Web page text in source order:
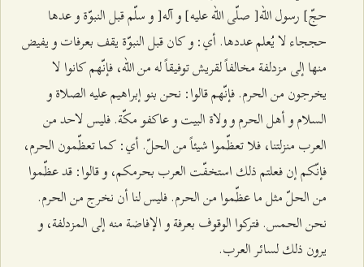
حجّ‌] رسول الله‌[ صلّى الله عليه‌] و آله‌[ و سلّم قبل النبوّة و عدها
حججاء لا يُعلم عددها. أي: و كان قبل النبوّة يقف بعرفات و يفيض
منها إلى مزدلفة مخالفاً لقريش توفيقاً له من الله، فإنّهم كانوا لا
يخرجون من الحرم. فإنّهم قالوا: نحن بنو إبراهيم عليه الصلاة و
السلام و أهل الحرم و ولاة البيت و عاكفو مكّة. فليس لاحد من
العرب منزلتنا، فلا تعظّموا شيئاً من الحلّ. أي: كما تعظّمون الحرم،
فإنّكم إن فعلتم ذلك استخفّت العرب بحرمكم، و قالوا: قد عظّموا
من الحلّ مثل ما عظّموا من الحرم. فليس لنا أن نخرج من الحرم.
نحن الحمس. فتركوا الوقوف بعرفة و الإفاضة منه إلى المزدلفة، و
يرون ذلك لسائر العرب.